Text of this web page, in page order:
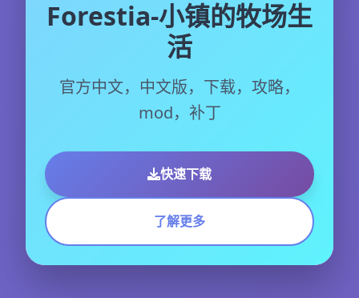
Forestia-小镇的牧场生
活
官方中文，中文版，下载，攻略，
mod，补丁
快速下载
了解更多